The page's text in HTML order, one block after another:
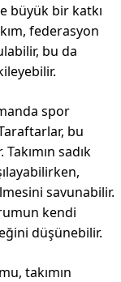
büyük bir katkı
federasyon
bu da
spor
bu
sadık
savunabilir.
kendi
düşünebilir.
takımın